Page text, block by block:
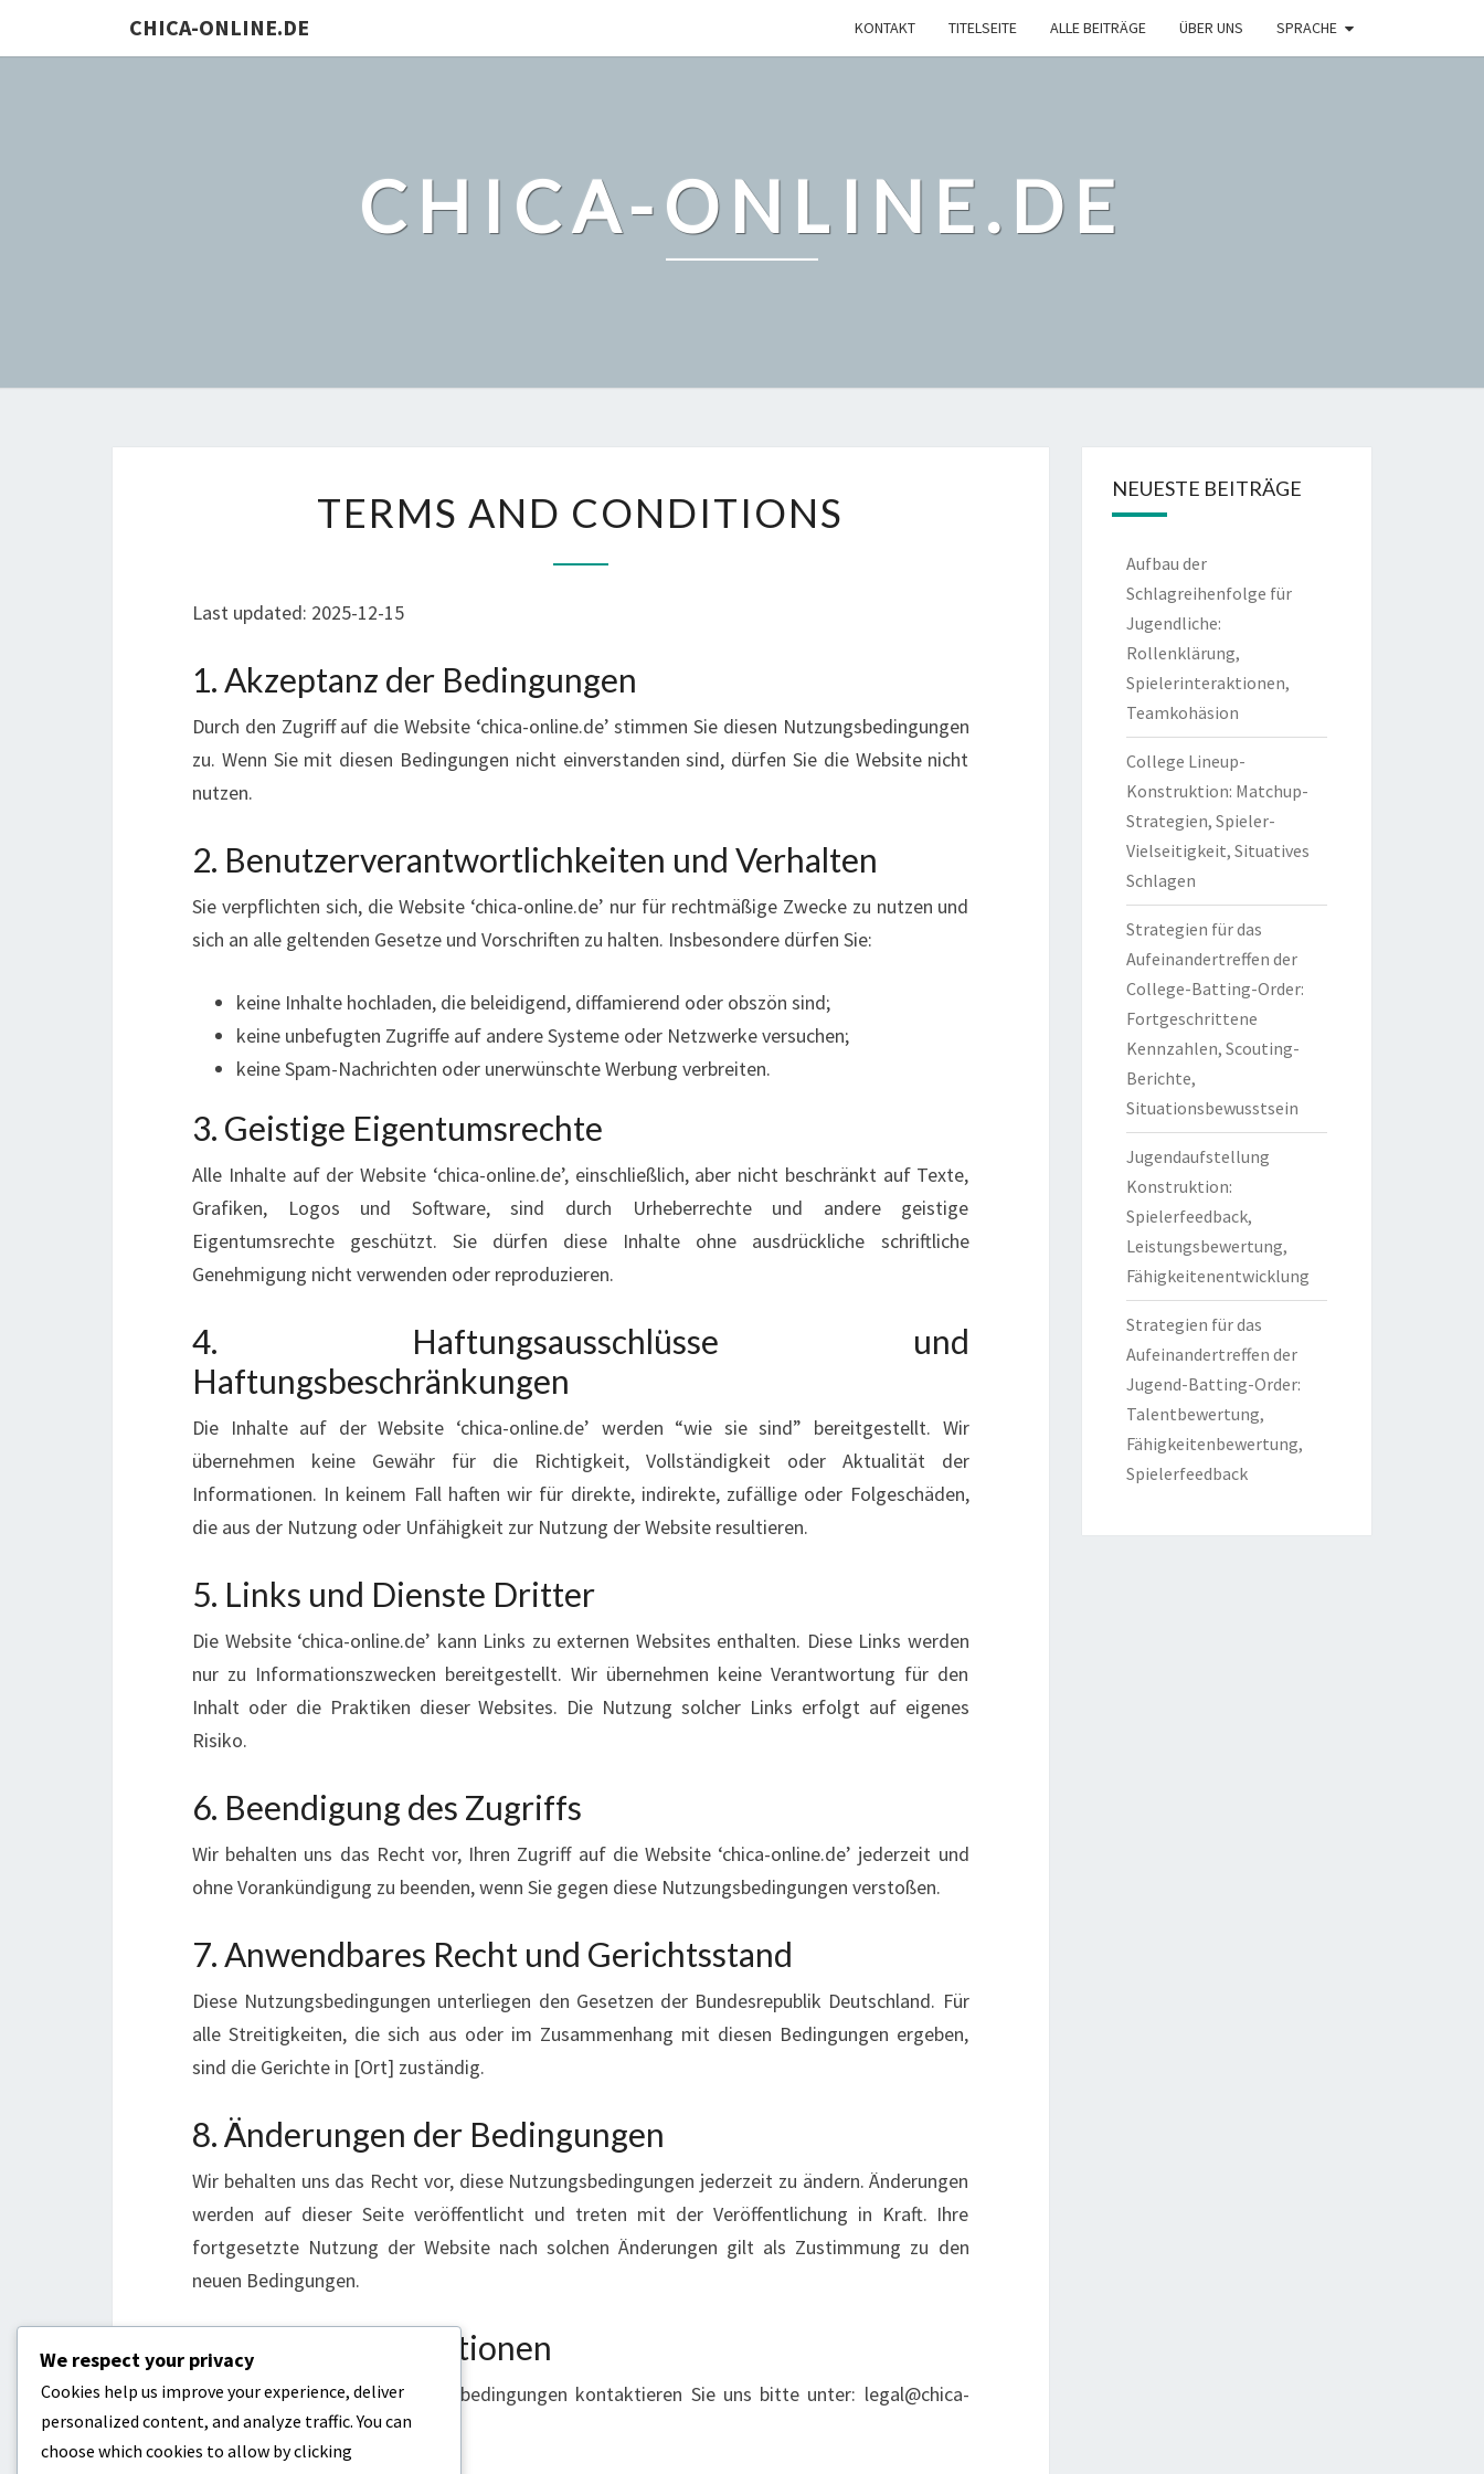
CHICA-ONLINE.DE KONTAKT TITELSEITE ALLE BEITRÄGE ÜBER UNS SPRACHE
CHICA-ONLINE.DE
AND
TERMS AND CONDITIONS
Last updated: 2025-12-15
1. Akzeptanz der Bedingungen
Durch den Zugriff auf die Website ‘chica-online.de’ stimmen Sie diesen Nutzungsbedingungen
zu. Wenn Sie mit diesen Bedingungen nicht einverstanden sind, dürfen Sie die Website nicht
nutzen.
2. Benutzerverantwortlichkeiten und Verhalten
Sie verpflichten sich, die Website ‘chica-online.de’ nur für rechtmäßige Zwecke zu nutzen und
sich an alle geltenden Gesetze und Vorschriften zu halten. Insbesondere dürfen Sie:
keine Inhalte hochladen, die beleidigend, diffamierend oder obszön sind;
keine unbefugten Zugriffe auf andere Systeme oder Netzwerke versuchen;
keine Spam-Nachrichten oder unerwünschte Werbung verbreiten.
3. Geistige Eigentumsrechte
Alle Inhalte auf der Website ‘chica-online.de’, einschließlich, aber nicht beschränkt auf Texte,
Grafiken, Logos und Software, sind durch Urheberrechte und andere geistige
Eigentumsrechte geschützt. Sie dürfen diese Inhalte ohne ausdrückliche schriftliche
Genehmigung nicht verwenden oder reproduzieren.
4. Haftungsausschlüsse und
Haftungsbeschränkungen
Die Inhalte auf der Website ‘chica-online.de’ werden “wie sie sind” bereitgestellt. Wir
übernehmen keine Gewähr für die Richtigkeit, Vollständigkeit oder Aktualität der
Informationen. In keinem Fall haften wir für direkte, indirekte, zufällige oder Folgeschäden,
die aus der Nutzung oder Unfähigkeit zur Nutzung der Website resultieren.
5. Links und Dienste Dritter
Die Website ‘chica-online.de’ kann Links zu externen Websites enthalten. Diese Links werden
nur zu Informationszwecken bereitgestellt. Wir übernehmen keine Verantwortung für den
Inhalt oder die Praktiken dieser Websites. Die Nutzung solcher Links erfolgt auf eigenes
Risiko.
6. Beendigung des Zugriffs
Wir behalten uns das Recht vor, Ihren Zugriff auf die Website ‘chica-online.de’ jederzeit und
ohne Vorankündigung zu beenden, wenn Sie gegen diese Nutzungsbedingungen verstoßen.
7. Anwendbares Recht und Gerichtsstand
Diese Nutzungsbedingungen unterliegen den Gesetzen der Bundesrepublik Deutschland. Für
alle Streitigkeiten, die sich aus oder im Zusammenhang mit diesen Bedingungen ergeben,
sind die Gerichte in [Ort] zuständig.
8. Änderungen der Bedingungen
Wir behalten uns das Recht vor, diese Nutzungsbedingungen jederzeit zu ändern. Änderungen
werden auf dieser Seite veröffentlicht und treten mit der Veröffentlichung in Kraft. Ihre
fortgesetzte Nutzung der Website nach solchen Änderungen gilt als Zustimmung zu den
neuen Bedingungen.
9. Kontaktinformationen
Bei Fragen zu diesen Nutzungsbedingungen kontaktieren Sie uns bitte unter: legal@chica-
online.de
NEUESTE BEITRÄGE
Aufbau der
Schlagreihenfolge für
Jugendliche:
Rollenklärung,
Spielerinteraktionen,
Teamkohäsion
College Lineup-
Konstruktion: Matchup-
Strategien, Spieler-
Vielseitigkeit, Situatives
Schlagen
Strategien für das
Aufeinandertreffen der
College-Batting-Order:
Fortgeschrittene
Kennzahlen, Scouting-
Berichte,
Situationsbewusstsein
Jugendaufstellung
Konstruktion:
Spielerfeedback,
Leistungsbewertung,
Fähigkeitenentwicklung
Strategien für das
Aufeinandertreffen der
Jugend-Batting-Order:
Talentbewertung,
Fähigkeitenbewertung,
Spielerfeedback
We respect your privacy
Cookies help us improve your experience, deliver
personalized content, and analyze traffic. You can
choose which cookies to allow by clicking